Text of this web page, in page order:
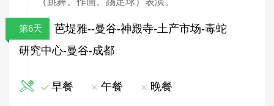
第6天
芭堤雅--曼谷-神殿寺-土产市场-毒蛇
研究中心-曼谷-成都
早餐 午餐 晚餐